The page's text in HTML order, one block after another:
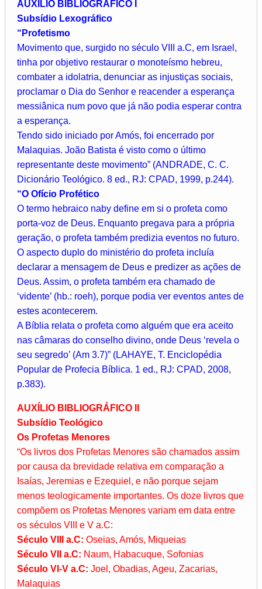
AUXÍLIO BIBLIOGRÁFICO I
Subsídio Lexográfico
“Profetismo
Movimento que, surgido no século VIII a.C, em Israel,
tinha por objetivo restaurar o monoteísmo hebreu,
combater a idolatria, denunciar as injustiças sociais,
proclamar o Dia do Senhor e reacender a esperança
messiânica num povo que já não podia esperar contra
a esperança.
Tendo sido iniciado por Amós, foi encerrado por
Malaquias. João Batista é visto como o último
representante deste movimento” (ANDRADE, C. C.
Dicionário Teológico. 8 ed., RJ: CPAD, 1999, p.244).
“O Ofício Profético
O termo hebraico naby define em si o profeta como
porta-voz de Deus. Enquanto pregava para a própria
geração, o profeta também predizia eventos no futuro.
O aspecto duplo do ministério do profeta incluía
declarar a mensagem de Deus e predizer as ações de
Deus. Assim, o profeta também era chamado de
‘vidente’ (hb.: roeh), porque podia ver eventos antes de
estes acontecerem.
A Bíblia relata o profeta como alguém que era aceito
nas câmaras do conselho divino, onde Deus ‘revela o
seu segredo’ (Am 3.7)” (LAHAYE, T. Enciclopédia
Popular de Profecia Bíblica. 1 ed., RJ: CPAD, 2008,
p.383).
AUXÍLIO BIBLIOGRÁFICO II
Subsídio Teológico
Os Profetas Menores
“Os livros dos Profetas Menores são chamados assim
por causa da brevidade relativa em comparação a
Isaías, Jeremias e Ezequiel, e não porque sejam
menos teologicamente importantes. Os doze livros que
compõem os Profetas Menores variam em data entre
os séculos VIII e V a.C:
Século VIII a.C: Oseias, Amós, Miqueias
Século VII a.C: Naum, Habacuque, Sofonias
Século VI-V a.C: Joel, Obadias, Ageu, Zacarias,
Malaquias